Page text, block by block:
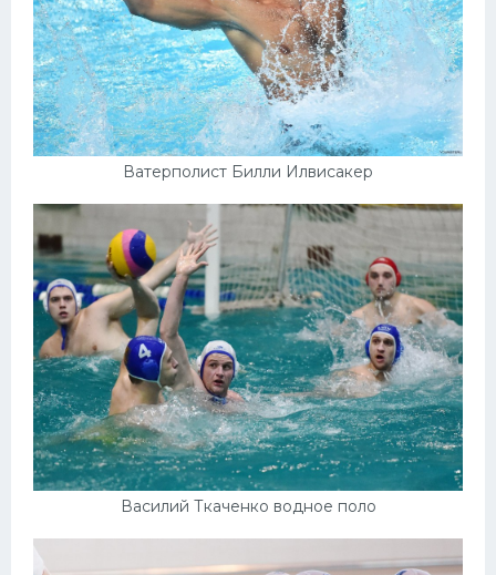
Ватерполист Билли Илвисакер
Василий Ткаченко водное поло